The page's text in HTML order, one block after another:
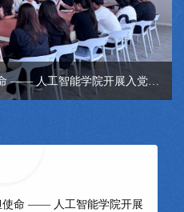
使命 —— 人工智能学院开展